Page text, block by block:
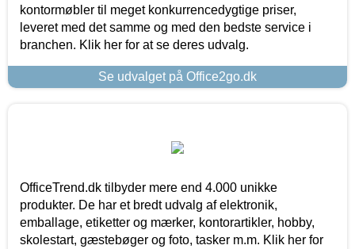
kontormøbler til meget konkurrencedygtige priser,
leveret med det samme og med den bedste service i
branchen. Klik her for at se deres udvalg.
Se udvalget på Office2go.dk
OfficeTrend.dk tilbyder mere end 4.000 unikke
produkter. De har et bredt udvalg af elektronik,
emballage, etiketter og mærker, kontorartikler, hobby,
skolestart, gæstebøger og foto, tasker m.m. Klik her for